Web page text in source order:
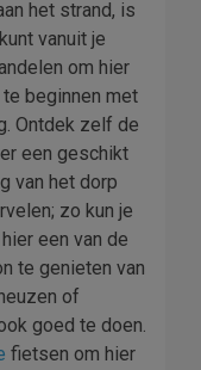
het strand, is
vanuit je
om hier
beginnen met
Ontdek zelf de
een geschikt
van het dorp
zo kun je
een van de
te genieten van
of
goed te doen.
fietsen om hier